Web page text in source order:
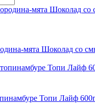
мята Шоколад со
Топи Лайф